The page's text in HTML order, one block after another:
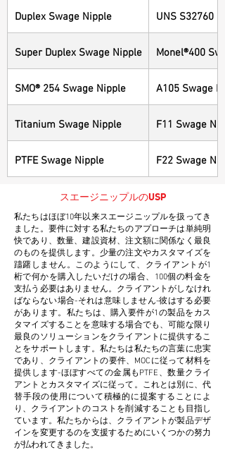
Duplex Swage Nipple UNS S32760
Super Duplex Swage Nipple Monel®400
SMO® 254 Swage Nipple A105 Swage
Titanium Swage Nipple F11 Swage
PTFE Swage Nipple F22 Swage
スエージニップルのUSP
私たちはほぼ10年以来スエージニップルを扱ってき
ました。要件に対する私たちのアプローチは単純明
快であり、数量、建設資材、注文額に関係なく最良
のものを提供します。少量の注文やカスタマイズを
躊躇しません。このようにして、クライアントが1
桁で何かを購入したいだけの場合、100個の料金を
支払う必要はありません。クライアントがしなけれ
ばならない場合-それは意味しません-彼はする必要
があります。私たちは、購入要件が1の製品をカス
タマイズすることを意味する場合でも、可能な限り
最良のソリューションをクライアントに提供するこ
とをサポートします。私たちは私たちの言葉に忠実
であり、クライアントの要件、MOCに従って材料を
提供します-ほぼすべての金属もPTFE、数量クライ
アントとカスタマイズに従って。これとは別に、代
替手段の使用について積極的に提案することによ
り、クライアントのコストを削減することも目指し
ています。私たちからは、クライアントが製品デザ
インを変更するのを支援するためにいくつかの努力
が払われてきました。